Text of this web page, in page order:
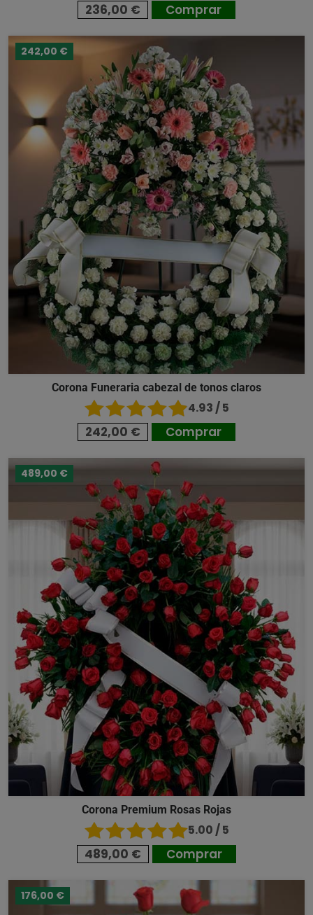
236,00 € Comprar
242,00 €
Corona Funeraria cabezal de tonos claros
4.93 / 5
242,00 € Comprar
489,00 €
Corona Premium Rosas Rojas
5.00 / 5
489,00 € Comprar
176,00 €